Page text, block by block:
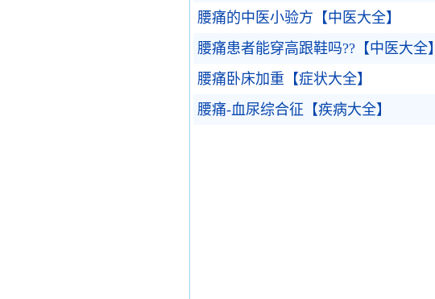
腰痛的中医小验方【中医大全】
腰痛患者能穿高跟鞋吗??【中医大全】
腰痛卧床加重【症状大全】
腰痛-血尿综合征【疾病大全】